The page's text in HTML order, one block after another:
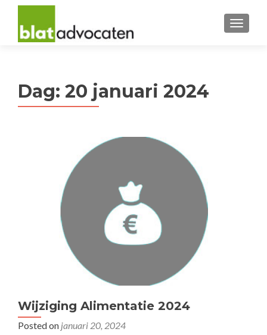
MENU
Dag: 20 januari 2024
Wijziging Alimentatie 2024
Posted on januari 20, 2024